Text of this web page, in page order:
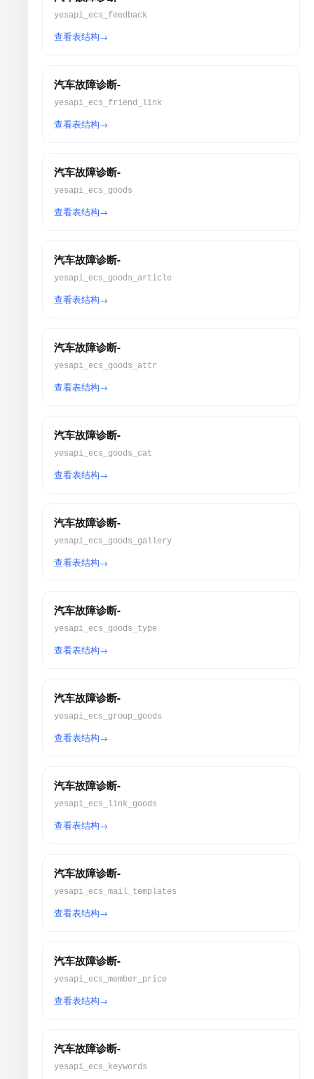
yesapi_ecs_feedback
查看表结构
汽车故障诊断-
yesapi_ecs_friend_link
查看表结构
汽车故障诊断-
yesapi_ecs_goods
查看表结构
汽车故障诊断-
yesapi_ecs_goods_article
查看表结构
汽车故障诊断-
yesapi_ecs_goods_attr
查看表结构
汽车故障诊断-
yesapi_ecs_goods_cat
查看表结构
汽车故障诊断-
yesapi_ecs_goods_gallery
查看表结构
汽车故障诊断-
yesapi_ecs_goods_type
查看表结构
汽车故障诊断-
yesapi_ecs_group_goods
查看表结构
汽车故障诊断-
yesapi_ecs_link_goods
查看表结构
汽车故障诊断-
yesapi_ecs_mail_templates
查看表结构
汽车故障诊断-
yesapi_ecs_member_price
查看表结构
汽车故障诊断-
yesapi_ecs_keywords